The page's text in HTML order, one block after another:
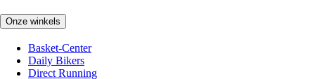
Onze winkels
Basket-Center
Daily Bikers
Direct Running